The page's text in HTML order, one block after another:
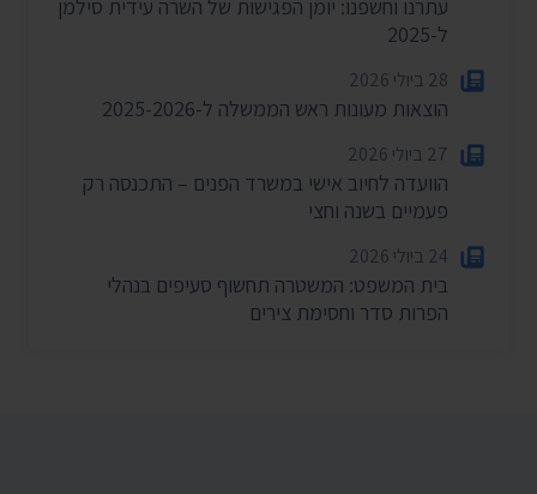
עתרנו וחשפנו: יומן הפגישות של השרה עידית סילמן
ל-2025
28 ביולי 2026
הוצאות מעונות ראש הממשלה ל-2025-2026
27 ביולי 2026
הוועדה לחיוב אישי במשרד הפנים – התכנסה רק
פעמיים בשנה וחצי
24 ביולי 2026
בית המשפט: המשטרה תחשוף סעיפים בנהלי
הפרות סדר וחסימת צירים